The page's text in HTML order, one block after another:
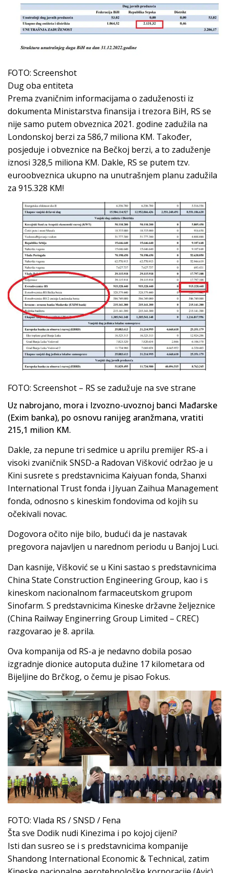
FOTO: Screenshot
Dug oba entiteta
Prema zvaničnim informacijama o zaduženosti iz
dokumenta Ministarstva finansija i trezora BiH, RS se
nije samo putem obveznica 2021. godine zadužila na
Londonskoj berzi za 586,7 miliona KM. Također,
posjeduje i obveznice na Bečkoj berzi, a to zaduženje
iznosi 328,5 miliona KM. Dakle, RS se putem tzv.
euroobveznica ukupno na unutrašnjem planu zadužila
za 915.328 KM!
FOTO: Screenshot – RS se zadužuje na sve strane
Uz nabrojano, mora i Izvozno-uvoznoj banci Mađarske
(Exim banka), po osnovu ranijeg aranžmana, vratiti
215,1 milion KM.
Dakle, za nepune tri sedmice u aprilu premijer RS-a i
visoki zvaničnik SNSD-a Radovan Višković održao je u
Kini susrete s predstavnicima Kaiyuan fonda, Shanxi
International Trust fonda i Jiyuan Zaihua Management
fonda, odnosno s kineskim fondovima od kojih su
očekivali novac.
Dogovora očito nije bilo, budući da je nastavak
pregovora najavljen u narednom periodu u Banjoj Luci.
Dan kasnije, Višković se u Kini sastao s predstavnicima
China State Construction Engineering Group, kao i s
kineskom nacionalnom farmaceutskom grupom
Sinofarm. S predstavnicima Kineske državne željeznice
(China Railway Enginerring Group Limited – CREC)
razgovarao je 8. aprila.
Ova kompanija od RS-a je nedavno dobila posao
izgradnje dionice autoputa dužine 17 kilometara od
Bijeljine do Brčkog, o čemu je pisao Fokus.
FOTO: Vlada RS / SNSD / Fena
Šta sve Dodik nudi Kinezima i po kojoj cijeni?
Isti dan susreo se i s predstavnicima kompanije
Shandong International Economic & Technical, zatim